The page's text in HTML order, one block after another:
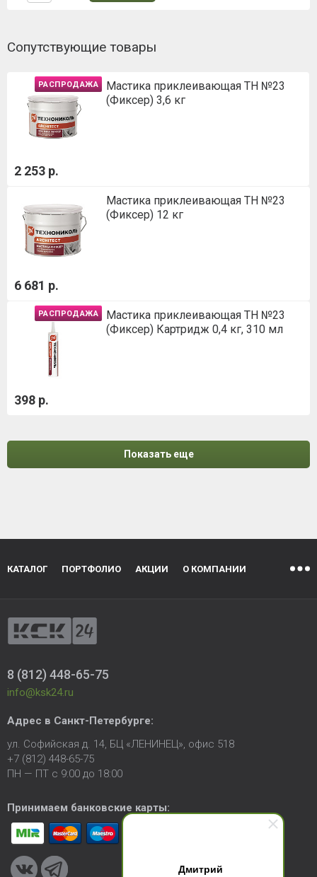
Дмитрий
Сопутствующие товары
РАСПРОДАЖА
Мастика приклеивающая ТН №23
(Фиксер) 3,6 кг
2 253 р.
Мастика приклеивающая ТН №23
(Фиксер) 12 кг
6 681 р.
РАСПРОДАЖА
Мастика приклеивающая ТН №23
(Фиксер) Картридж 0,4 кг, 310 мл
398 р.
Показать еще
КАТАЛОГ ПОРТФОЛИО АКЦИИ О КОМПАНИИ
8 (812) 448-65-75
info@ksk24.ru
Адрес в Санкт-Петербурге:
ул. Софийская д. 14, БЦ «ЛЕНИНЕЦ», офис 518
+7 (812) 448-65-75
ПН — ПТ с 9:00 до 18:00
Принимаем банковские карты: